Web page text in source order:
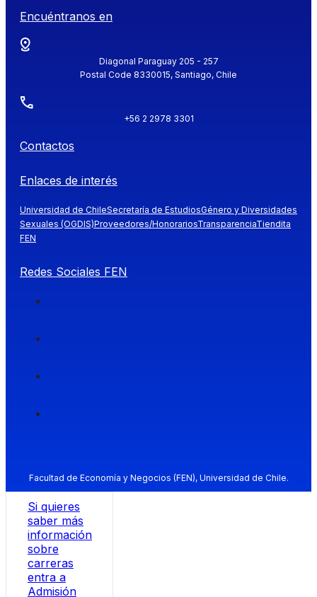
Encuéntranos en
Diagonal Paraguay 205 - 257
Postal Code 8330015, Santiago, Chile
+56 2 2978 3301
Contactos
Enlaces de interés
Universidad de ChileSecretaría de EstudiosGénero y Diversidades
Sexuales (OGDIS)Proveedores/HonorariosTransparenciaTiendita
FEN
Redes Sociales FEN
Facultad de Economía y Negocios (FEN), Universidad de Chile.
Si quieres
saber más
información
sobre
carreras
entra a
Admisión